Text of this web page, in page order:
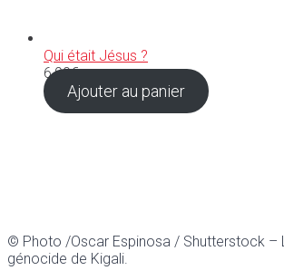
Qui était Jésus ?
6,90€
Ajouter au panier
© Photo /Oscar Espinosa / Shutterstock –
génocide de Kigali.